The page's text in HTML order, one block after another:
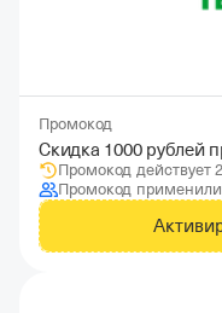
Промокод
Скидка 1000 рублей
Промокод действует
Промокод применили